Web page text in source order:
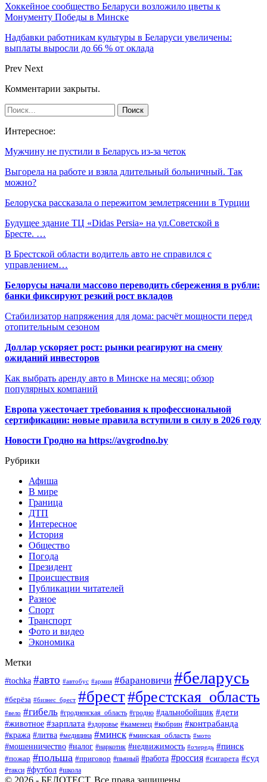
Хоккейное сообщество Беларуси возложило цветы к
Монументу Победы в Минске
Надбавки работникам культуры в Беларуси увеличены:
выплаты выросли до 66 % от оклада
Prev Next
Комментарии закрыты.
Интересное:
Мужчину не пустили в Беларусь из-за четок
Выгорела на работе и взяла длительный больничный. Так
можно?
Белоруска рассказала о пережитом землетрясении в Турции
Будущее здание ТЦ «Didas Persia» на ул.Советской в
Бресте. …
В Брестской области водитель авто не справился с
управлением…
Белорусы начали массово переводить сбережения в рубли:
банки фиксируют резкий рост вкладов
Стабилизатор напряжения для дома: расчёт мощности перед
отопительным сезоном
Доллар ускоряет рост: рынки реагируют на смену
ожиданий инвесторов
Как выбрать аренду авто в Минске на месяц: обзор
популярных компаний
Европа ужесточает требования к профессиональной
сертификации: новые правила вступили в силу в 2026 году
Новости Гродно на https://avgrodno.by
Рубрики
Афиша
В мире
Граница
ДТП
Интересное
История
Общество
Погода
Президент
Происшествия
Публикации читателей
Разное
Спорт
Транспорт
Фото и видео
Экономика
Метки
#tochka #авто #автобус #армия #барановичи #беларусь
#берёза #бизнес_брест #брест#брестская_область
#вело #гибель #гродненская_область #гродно #дальнобойщик #дети
#животное #зарплата #здоровье #каменец #кобрин #контрабанда
#кража #литва #медицина #минск #минская_область #мото
#мошенничество #налог #наркотик #недвижимость #очередь #пинск
#пожар #польша #приговор #пьяный #работа #россия #сигарета #суд
#такси #футбол #школа
© 2026 - БЕЛОТЕСТ. Все права защищены.